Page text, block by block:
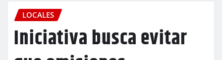
LOCALES
Iniciativa busca evitar